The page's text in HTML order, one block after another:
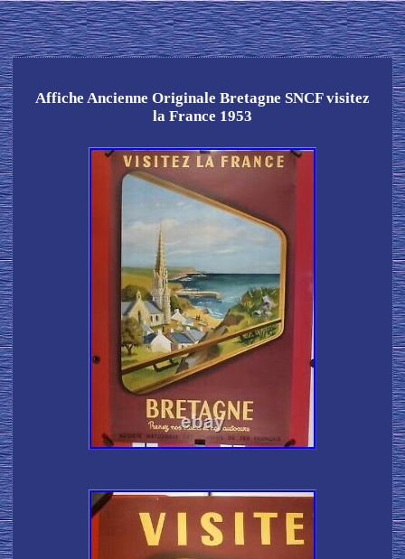
Affiche Ancienne Originale Bretagne SNCF visitez
la France 1953